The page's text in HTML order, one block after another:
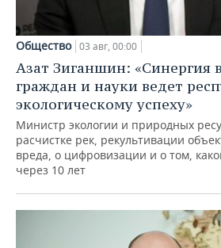
Общество 03 авг, 00:00
Азат Зиганшин: «Синергия
граждан и науки ведет
экологическому успеху»
Министр экологии и природных
расчистке рек, рекультивации
вреда, о цифровизации и о том,
через 10 лет